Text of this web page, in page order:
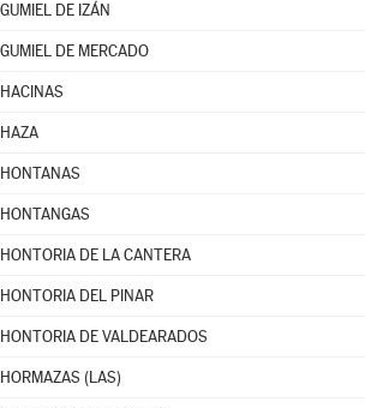
GUMIEL DE IZÁN
GUMIEL DE MERCADO
HACINAS
HAZA
HONTANAS
HONTANGAS
HONTORIA DE LA CANTERA
HONTORIA DEL PINAR
HONTORIA DE VALDEARADOS
HORMAZAS (LAS)